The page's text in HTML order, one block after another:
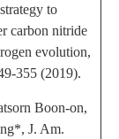
to
carbon nitride
evolution,
355 (2019).
Boon-on,
J. Am.